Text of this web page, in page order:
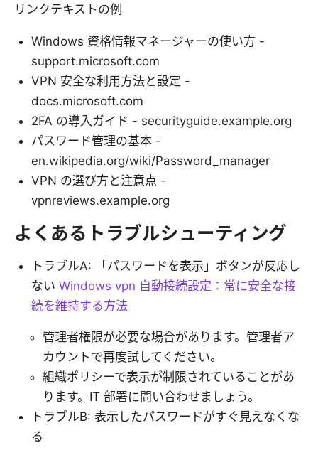
リンクテキストの例
Windows 資格情報マネージャーの使い方 -
support.microsoft.com
VPN 安全な利用方法と設定 -
docs.microsoft.com
2FA の導入ガイド - securityguide.example.org
パスワード管理の基本 -
en.wikipedia.org/wiki/Password_manager
VPN の選び方と注意点 -
vpnreviews.example.org
よくあるトラブルシューティング
トラブルA: 「パスワードを表示」ボタンが反応し
ない Windows vpn 自動接続設定：常に安全な接
続を維持する方法
管理者権限が必要な場合があります。管理者ア
カウントで再度試してください。
組織ポリシーで表示が制限されていることがあ
ります。IT 部署に問い合わせましょう。
トラブルB: 表示したパスワードがすぐ見えなくな
る